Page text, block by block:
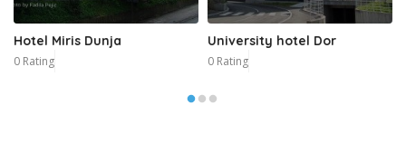
Hotel Miris Dunja
0 Rating
University hotel Dor
0 Rating